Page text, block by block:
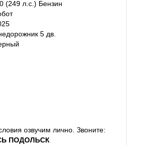
(249 л.с.) Бензин
5 дв.
озвучим лично. Звоните:
ПОДОЛЬСК